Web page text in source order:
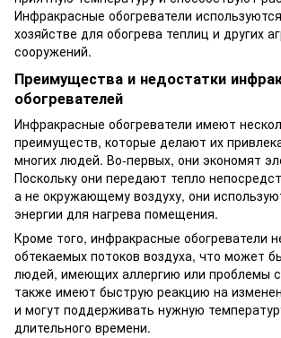
Инфракрасные обогреватели
хозяйстве для обогрева теплиц и других
сооружений.
Преимущества и недостатки
обогревателей
Инфракрасные обогреватели имеют
преимуществ, которые делают их
многих людей. Во-первых, они экономят
Поскольку они передают тепло
а не окружающему воздуху, они
энергии для нагрева помещения.
Кроме того, инфракрасные обогреватели
обтекаемых потоков воздуха, что может
людей, имеющих аллергию или проблемы
также имеют быструю реакцию на
и могут поддерживать нужную
длительного времени.